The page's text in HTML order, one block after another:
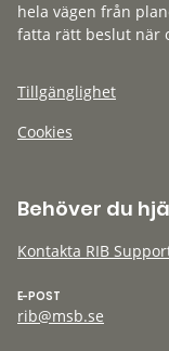
hela vägen från
fatta rätt beslut när
Tillgänglighet
Cookies
Behöver du
Kontakta RIB
E-POST
rib@msb.se